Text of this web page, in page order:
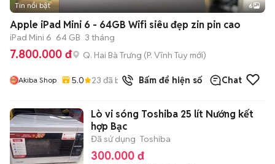
+2
Tin nổi bật 6
Apple iPad Mini 6 - 64GB Wifi siêu đẹp zin pin cao
iPad Mini 6 64 GB 3 tháng
7.800.000 đ Q. Hai Bà Trưng (P. Vĩnh Tuy mới)
Akiba Shop 5.0 23 đã bán Bấm để hiện số Chat
Lò vi sóng Toshiba 25 lít Nướng kết
hợp Bạc
Đã sử dụng Toshiba
300.000 đ